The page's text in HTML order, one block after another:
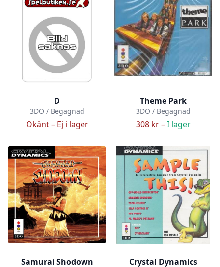
D
3DO / Begagnad
Okänt – Ej i lager
Theme Park
3DO / Begagnad
308 kr –I lager
Samurai Shodown Crystal Dynamics